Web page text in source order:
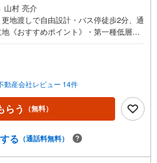
山村 亮介
更地渡しで自由設計・バス停徒歩2分、通
《おすすめポイント》・第一種低層で
リアで座って通勤も視野《周辺環
陵店 車で4分・向陽台小学校 徒歩11
徒歩12分・山の寺三丁目公園徒歩3分
ついて》お仕事終わりや、ご出勤前な
営業時間外でもあなたのご要望に合わせ
頂きます！《ご相談・ご案内の目安》住
学 約1時間～約2時間 ※1件～3件ご見学
動産会社レビュー 14件
らう （無料）
る （通話料無料）